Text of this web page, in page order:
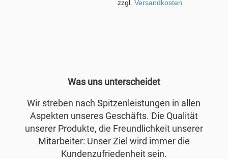
zzgl.Versandkosten
Was uns unterscheidet
Wir streben nach Spitzenleistungen in allen
Aspekten unseres Geschäfts. Die Qualität
unserer Produkte, die Freundlichkeit unserer
Mitarbeiter: Unser Ziel wird immer die
Kundenzufriedenheit sein.